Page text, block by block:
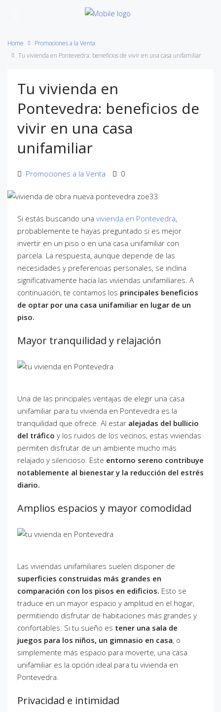
Home
Promociones a la Venta
Tu vivienda en Pontevedra: beneficios de vivir en una casa unifamiliar
Tu vivienda en
Pontevedra: beneficios de
vivir en una casa
unifamiliar
Promociones a la Venta 0
Si estás buscando una vivienda en Pontevedra,
probablemente te hayas preguntado si es mejor
invertir en un piso o en una casa unifamiliar con
parcela. La respuesta, aunque depende de las
necesidades y preferencias personales, se inclina
significativamente hacia las viviendas unifamiliares. A
continuación, te contamos los principales beneficios
de optar por una casa unifamiliar en lugar de un
piso.
Mayor tranquilidad y relajación
Una de las principales ventajas de elegir una casa
unifamiliar para tu vivienda en Pontevedra es la
tranquilidad que ofrece. Al estar alejadas del bullicio
del tráfico y los ruidos de los vecinos, estas viviendas
permiten disfrutar de un ambiente mucho más
relajado y silencioso. Este entorno sereno contribuye
notablemente al bienestar y la reducción del estrés
diario.
Amplios espacios y mayor comodidad
Las viviendas unifamiliares suelen disponer de
superficies construidas más grandes en
comparación con los pisos en edificios. Esto se
traduce en un mayor espacio y amplitud en el hogar,
permitiendo disfrutar de habitaciones más grandes y
confortables. Si tu sueño es tener una sala de
juegos para los niños, un gimnasio en casa, o
simplemente más espacio para moverte, una casa
unifamiliar es la opción ideal para tu vivienda en
Pontevedra.
Privacidad e intimidad